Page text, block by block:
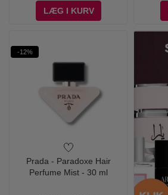
LÆG I KURV
-12%
Prada - Paradoxe Hair
Perfume Mist - 30 ml